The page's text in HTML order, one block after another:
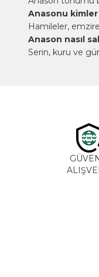
Anasonu
Hamileler,
Anason nasıl
Serin, kuru ve